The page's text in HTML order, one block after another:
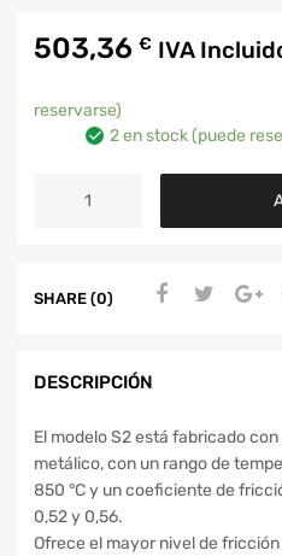
503,36 € IVA
reservarse)
2 en stock (puede
SHARE (0)
DESCRIPCIÓN
El modelo S2 está fabricado
metálico, con un rango de
850 °C y un coeficiente de
0,52 y 0,56.
Ofrece el mayor nivel de